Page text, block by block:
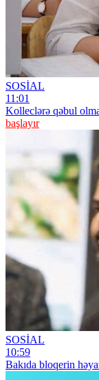
SOSİAL
11:01
Kolleclərə qəbul
başlayır
SOSİAL
10:59
Bakıda bloqerin